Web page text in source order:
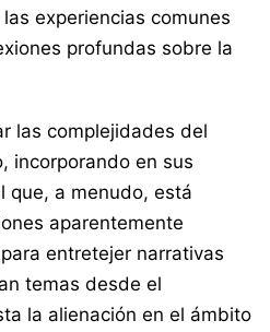
experiencias comunes
profundas sobre la
las complejidades del
incorporando en sus
que, a menudo, está
aparentemente
entretejer narrativas
temas desde el
la alienación en el ámbito